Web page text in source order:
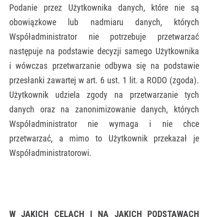
Podanie przez Użytkownika danych, które nie są
obowiązkowe lub nadmiaru danych, których
Współadministrator nie potrzebuje przetwarzać
następuje na podstawie decyzji samego Użytkownika
i wówczas przetwarzanie odbywa się na podstawie
przesłanki zawartej w art. 6 ust. 1 lit. a RODO (zgoda).
Użytkownik udziela zgody na przetwarzanie tych
danych oraz na zanonimizowanie danych, których
Współadministrator nie wymaga i nie chce
przetwarzać, a mimo to Użytkownik przekazał je
Współadministratorowi.
W JAKICH CELACH I NA JAKICH PODSTAWACH